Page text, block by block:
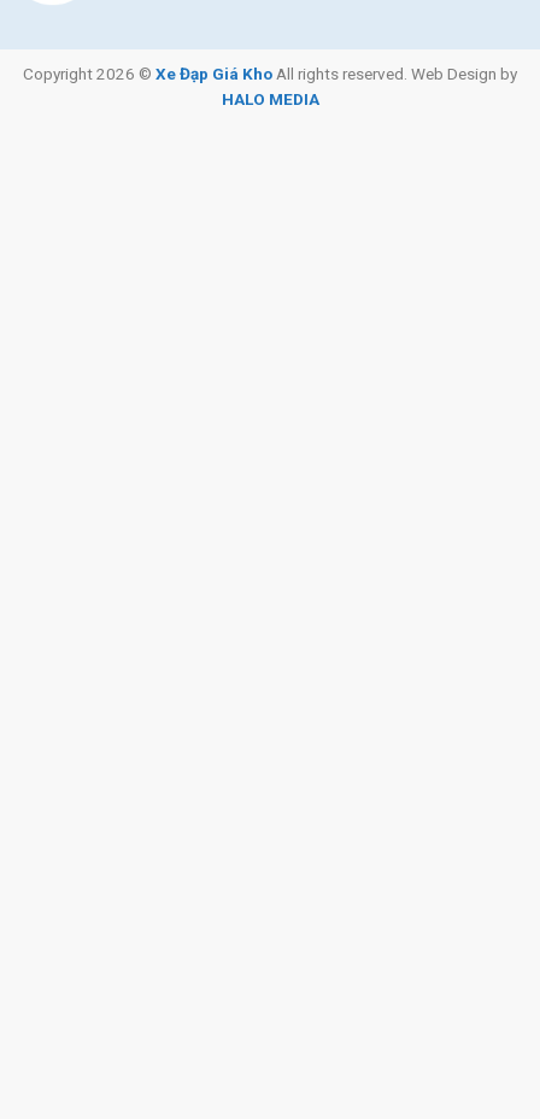
Copyright 2026 © Xe Đạp Giá Kho All rights reserved. Web Design by
HALO MEDIA